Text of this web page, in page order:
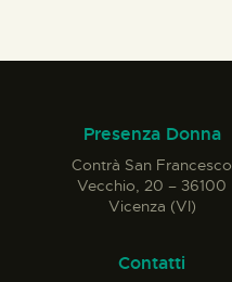
Presenza Donna
Contrà San Francesco
Vecchio, 20 – 36100
Vicenza (VI)
Contatti